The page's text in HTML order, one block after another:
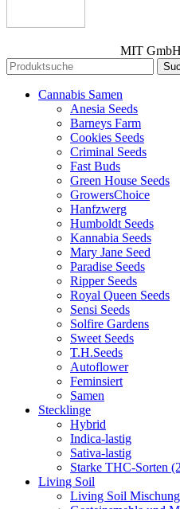
MIT
Cannabis Samen
Anesia Seeds
Barneys Farm
Cookies Seeds
Criminal Seeds
Fast Buds
Green House Seeds
GrowersChoice
Hanfzwerg
Humboldt Seeds
Kannabia Seeds
Mary Jane Seed
Paradise Seeds
Ripper Seeds
Royal Queen Seeds
Sensi Seeds
Solfire Gardens
Sweet Seeds
T.H.Seeds
Autoflower
Feminsiert
Samen
Stecklinge
Hybrid
Indica-lastig
Sativa-lastig
Starke THC-Sorten
Living Soil
Living Soil